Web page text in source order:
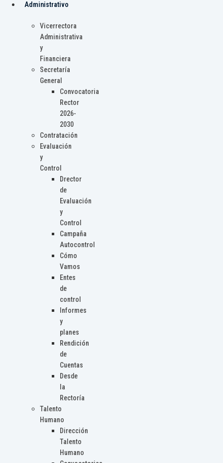
Administrativo
Vicerrectora
Administrativa
y
Financiera
Secretaría
General
Convocatoria
Rector
2026-
2030
Contratación
Evaluación
y
Control
Drector
de
Evaluación
y
Control
Campaña
Autocontrol
Cómo
Vamos
Entes
de
control
Informes
y
planes
Rendición
de
Cuentas
Desde
la
Rectoría
Talento
Humano
Dirección
Talento
Humano